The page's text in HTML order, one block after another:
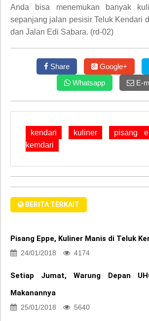
Anda bisa menemukan banyak
sepanjang jalan pesisir Teluk Kendari
dan Jalan Edi Sabara. (rd-02)
Share Google+
Whatsapp
E-
kendari kuliner pisang
kemdari
BERITA TERKAIT
Pisang Eppe, Kuliner Manis di Teluk
24/01/2018 4174
Setiap Jumat, Warung Depan
Makanannya
25/01/2018 5640